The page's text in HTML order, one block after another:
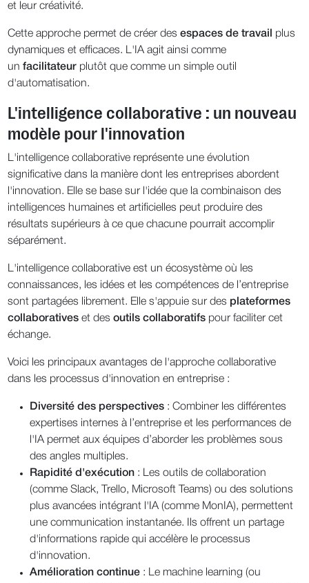
et leur créativité.
Cette approche permet de créer desespaces de travail
plus
dynamiques et efficaces. L'IA agit ainsi comme
unfacilitateur plutôt que comme un simple outil
d'automatisation.
L'intelligence collaborative : un nouveau
modèle pour l'innovation
L'intelligence collaborative représente une évolution
significative dans la manière dont les entreprises abordent
l'innovation. Elle se base sur l'idée que la combinaison des
intelligences humaines et artificielles peut produire des
résultats supérieurs à ce que chacune pourrait accomplir
séparément.
L'intelligence collaborative est un écosystème où les
connaissances, les idées et les compétences de l’entreprise
sont partagées librement. Elle s'appuie sur des plateformes
collaboratives et desoutils collaboratifs pour faciliter cet
échange.
Voici les principaux avantages de l'approche collaborative
dans les processus d'innovation en entreprise :
Diversité des perspectives : Combiner les différentes
expertises internes à l’entreprise et les performances de
l'IA permet aux équipes d’aborder les problèmes sous
des angles multiples.
Rapidité d'exécution : Les outils de collaboration
(comme Slack, Trello, Microsoft Teams) ou des solutions
plus avancées intégrant l'IA (comme MonIA), permettent
une communication instantanée. Ils offrent un partage
d'informations rapide qui accélère le processus
d'innovation.
Amélioration continue : Le machine learning (ou